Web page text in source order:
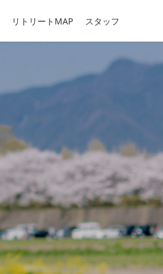
リトリートMAP スタッフ